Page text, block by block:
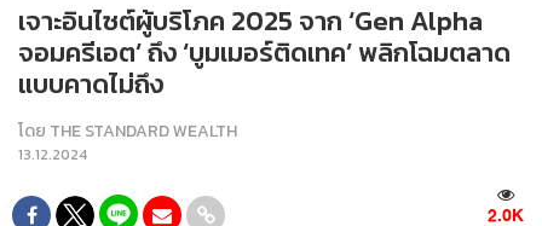
เจาะอินไซต์ผู้บริโภค 2025 จาก ‘Gen Alpha
จอมครีเอต’ ถึง ‘บูมเมอร์ติดเทค’ พลิกโฉมตลาด
แบบคาดไม่ถึง
โดย THE STANDARD WEALTH
13.12.2024
2.0K